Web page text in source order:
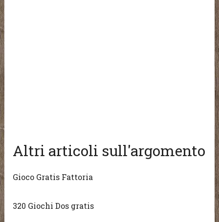
Altri articoli sull'argomento
Gioco Gratis Fattoria
320 Giochi Dos gratis